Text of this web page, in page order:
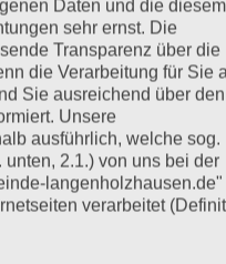
MoMontag
Di
29 29.
2025
●●
(2
30
●
(1
5 5.
2026
(2
66.
(1
1212.
Januar
2026
●●
(2
1313.
●
(1
1919.
Januar
●●
20
●
Daten und die diesem
sehr ernst. Die
Transparenz über die
die Verarbeitung für Sie
Sie ausreichend über
Unsere
ausführlich, welche sog.
2.1.) von uns bei der
langenholzhausen.de"
verarbeitet